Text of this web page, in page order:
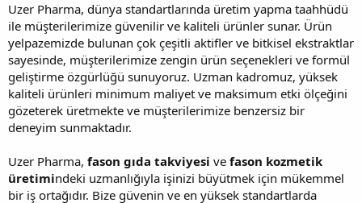
Uzer Pharma, dünya standartlarında üretim yapma taahhüdü
ile müşterilerimize güvenilir ve kaliteli ürünler sunar. Ürün
yelpazemizde bulunan çok çeşitli aktifler ve bitkisel ekstraktlar
sayesinde, müşterilerimize zengin ürün seçenekleri ve formül
geliştirme özgürlüğü sunuyoruz. Uzman kadromuz, yüksek
kaliteli ürünleri minimum maliyet ve maksimum etki ölçeğini
gözeterek üretmekte ve müşterilerimize benzersiz bir
deneyim sunmaktadır.
Uzer Pharma, fason gıda takviyesi ve fason kozmetik
üretimindeki uzmanlığıyla işinizi büyütmek için mükemmel
bir iş ortağıdır. Bize güvenin ve en yüksek standartlarda